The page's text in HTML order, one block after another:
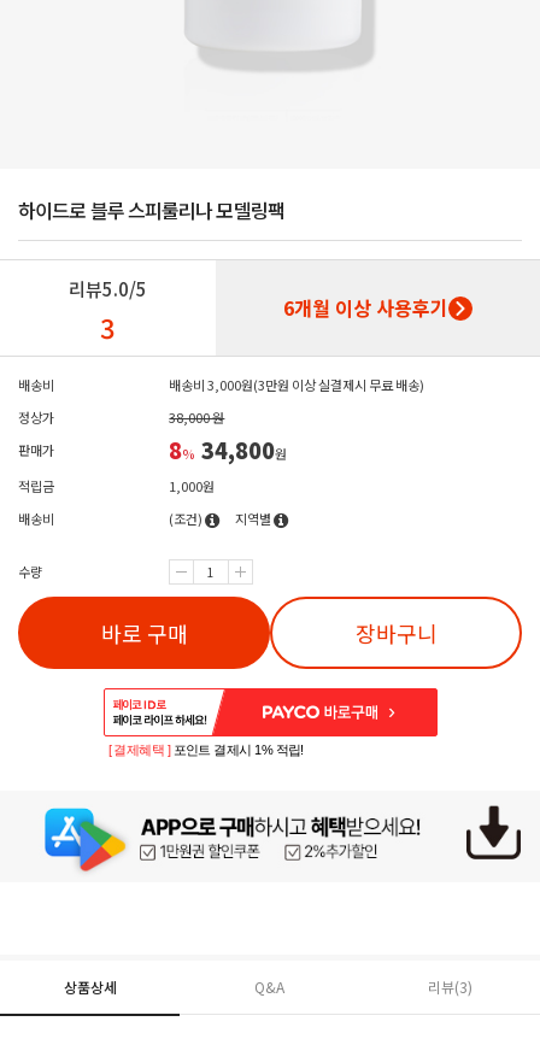
하이드로 블루 스피룰리나 모델링팩
리뷰5.0/5
3 6개월 이상 사용후기
배송비
배송비 3,000원(3만원 이상 실결제시 무료 배송)
정상가
38,000 원
판매가
8% 34,800원
적립금
1,000원
배송비
(조건) 지역별
수량
바로 구매 장바구니
[ 결제혜택 ] 포인트 결제시 1% 적립!
상품상세 Q&A 리뷰(3)